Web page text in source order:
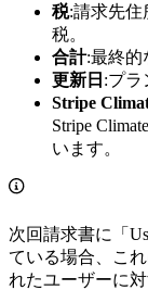
税:請求先住
税。
合計:最終的
更新日 :プラ
Stripe
Stripe
います。
次回請求書に「
ている場合、こ
れたユーザーに